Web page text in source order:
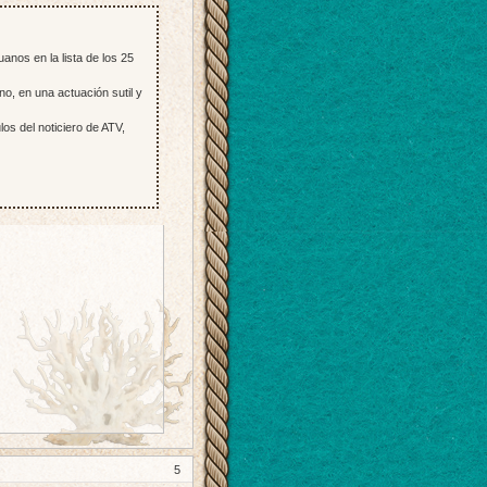
en la lista de los 25
en una actuación sutil y
del noticiero de ATV,
5